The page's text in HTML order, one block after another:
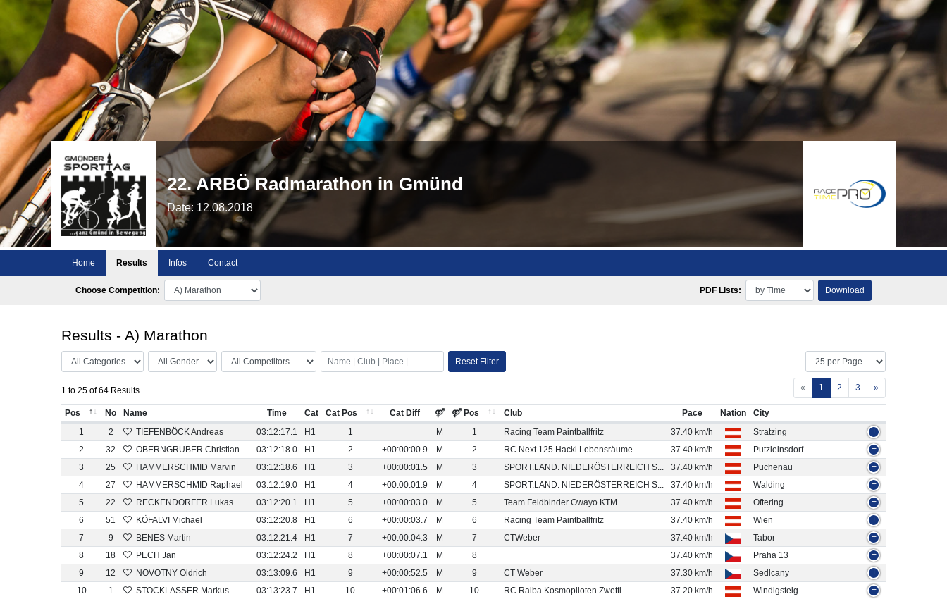
22. ARBÖ Radmarathon in Gmünd
Date: 12.08.2018
Home Results Infos Contact
Choose Competition: PDF Lists: Download
Results - A) Marathon
Reset Filter
1 to 25 of 64 Results « 1 2 3 »
Pos No Name Time Cat Cat Pos Cat Diff ⚤ ⚤ Pos Club Pace Nation
City
1
2 TIEFENBÖCK Andreas 03:12:17.1 H1 1 M 1 Racing Team Paintballfritz 37.40 km/h Stratzing
+
2
32 OBERNGRUBER Christian 03:12:18.0 H1 2 +00:00:00.9 M 2 RC Next 125 Hackl Lebensräume 37.40 km/h Putzleinsdorf
+
3
25 HAMMERSCHMID Marvin 03:12:18.6 H1 3 +00:00:01.5 M 3 SPORT.LAND. NIEDERÖSTERREICH S... 37.40 km/h Puchenau
+
4
27 HAMMERSCHMID Raphael 03:12:19.0 H1 4 +00:00:01.9 M 4 SPORT.LAND. NIEDERÖSTERREICH S... 37.40 km/h Walding
+
5
22 RECKENDORFER Lukas 03:12:20.1 H1 5 +00:00:03.0 M 5 Team Feldbinder Owayo KTM 37.40 km/h Oftering
+
6
51 KÖFALVI Michael 03:12:20.8 H1 6 +00:00:03.7 M 6 Racing Team Paintballfritz 37.40 km/h Wien
+
7
9 BENES Martin 03:12:21.4 H1 7 +00:00:04.3 M 7 CTWeber 37.40 km/h Tabor
+
8
18 PECH Jan 03:12:24.2 H1 8 +00:00:07.1 M 8 37.40 km/h Praha 13
+
9
12 NOVOTNY Oldrich 03:13:09.6 H1 9 +00:00:52.5 M 9 CT Weber 37.30 km/h Sedlcany
+
10
1 STOCKLASSER Markus 03:13:23.7 H1 10 +00:01:06.6 M 10 RC Raiba Kosmopiloten Zwettl 37.20 km/h Windigsteig
+